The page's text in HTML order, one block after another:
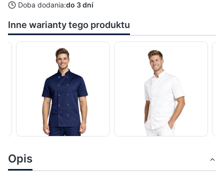
Doba dodania:do 3 dní
Inne warianty tego produktu
Opis